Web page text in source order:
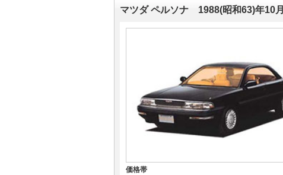
マツダ ペルソナ 1988(昭和63)年10
価格帯